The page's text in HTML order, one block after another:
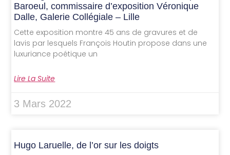
Baroeul, commissaire d’exposition Véronique
Dalle, Galerie Collégiale – Lille
Cette exposition montre 45 ans de gravures et de
lavis par lesquels François Houtin propose dans une
luxuriance poétique un
Lire La Suite
3 Mars 2022
Hugo Laruelle, de l’or sur les doigts